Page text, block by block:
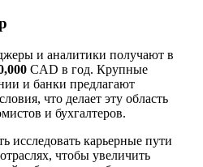
и аналитики получают в
CAD в год. Крупные
и банки предлагают
что делает эту область
и бухгалтеров.
исследовать карьерные пути
чтобы увеличить